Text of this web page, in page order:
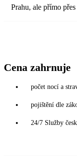
Prahu, ale přímo
Cena zahrnuje
počet nocí a
pojištění dle
24/7 Služby